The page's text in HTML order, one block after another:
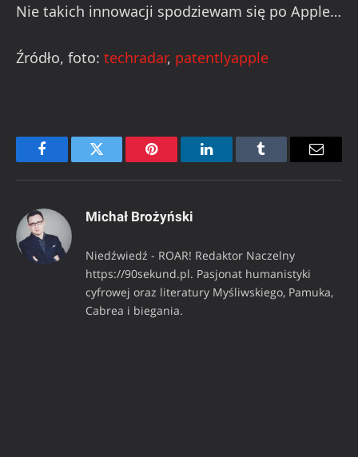
Nie takich innowacji spodziewam się po Apple…
Źródło, foto: techradar, patentlyapple
FacebookTwitter Pinterest LinkedInTumblr Email
Michał Brożyński
Niedźwiedź - ROAR! Redaktor Naczelny
https://90sekund.pl. Pasjonat humanistyki
cyfrowej oraz literatury Myśliwskiego, Pamuka,
Cabrea i biegania.